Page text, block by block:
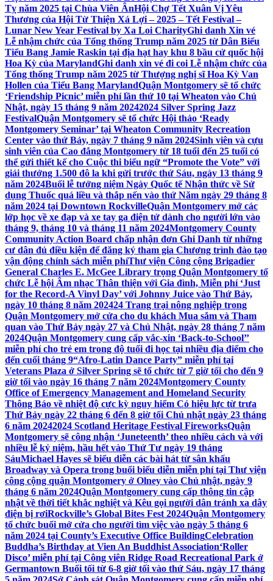
Tỵ năm 2025 tại Chùa Viên ÂnHội Chợ Tết Xuân Vị Yêu
Thương của Hội Từ Thiện Xá Lợi – 2025 – Tết Festival –
Lunar New Year Festival by Xa Loi CharityGhi danh Xin vé
Lễ nhậm chức của Tổng thống Trump năm 2025 từ Dân Biểu
Tiểu Bang Jamie Raskin tại địa hạt hay khu 8 bầu cử quốc hội
Hoa Kỳ của MarylandGhi danh xin vé đi coi Lễ nhậm chức của
Tổng thống Trump năm 2025 từ Thượng nghị sĩ Hoa Kỳ Van
Hollen của Tiểu Bang MarylandQuận Montgomery sẽ tổ chức
‘Friendship Picnic’ miễn phí lần thứ 10 tại Wheaton vào Chủ
Nhật, ngày 15 tháng 9 năm 20242024 Silver Spring Jazz
FestivalQuận Montgomery sẽ tổ chức Hội thảo ‘Ready
Montgomery Seminar’ tại Wheaton Community Recreation
Center vào thứ Bảy, ngày 7 tháng 9 năm 2024Sinh viên và cựu
sinh viên của Cao đẳng Montgomery từ 18 tuổi đến 25 tuổi có
thể gửi thiết kế cho Cuộc thi biểu ngữ “Promote the Vote” với
giải thưởng 1.500 đô la khi gửi trước thứ Sáu, ngày 13 tháng 9
năm 2024Buổi lễ tưởng niệm Ngày Quốc tế Nhận thức về Sử
dụng Thuốc quá liều và thắp nến vào thứ Năm ngày 29 tháng 8
năm 2024 tại Downtown RockvilleQuận Montgomery mở các
lớp học về xe đạp và xe tay ga điện tử dành cho người lớn vào
tháng 9, tháng 10 và tháng 11 năm 2024Montgomery County
Community Action Board chấp nhận đơn Ghi Danh từ những
cư dân đủ điều kiện để đăng ký tham gia Chương trình đào tạo
vận động chính sách miễn phíThư viện Công cộng Brigadier
General Charles E. McGee Library trọng Quận Montgomery tổ
chức Lễ hội Âm nhạc Thân thiện với Gia đình, Miễn phí ‘Just
for the Record-A Vinyl Day’ với Johnny Juice vào Thứ Bảy,
ngày 10 tháng 8 năm 202424 Trang trại nông nghiệp trong
Quận Montgomery mở cửa cho du khách Mua sắm và Tham
quan vào Thứ Bảy ngày 27 và Chủ Nhật, ngày 28 tháng 7 năm
2024Quận Montgomery cung cấp vắc-xin ‘Back-to-School’’
miễn phí cho trẻ em trong độ tuổi đi học tại nhiều địa điểm cho
đến cuối tháng 9“Afro-Latin Dance Party” miễn phí tại
Veterans Plaza ở Silver Spring sẽ tổ chức từ 7 giờ tối cho đến 9
giờ tối vào ngày 16 tháng 7 năm 2024Montgomery County
Office of Emergency Management and Homeland Security
Thông Báo về nhiệt độ cực kỳ nguy hiểm Có hiệu lực từ trưa
Thứ Bảy ngày 22 tháng 6 đến 8 giờ tối Chủ nhật ngày 23 tháng
6 năm 20242024 Scotland Heritage Festival FireworksQuận
Montgomery sẽ công nhận ‘Juneteenth’ theo nhiều cách và với
nhiều lễ kỷ niệm, hầu hết vào Thứ Tư ngày 19 tháng
SáuMichael Hayes sẽ biểu diễn các bài hát từ sân khấu
Broadway và Opera trong buổi biểu diễn miễn phí tại Thư viện
công cộng quận Montgomery ở Olney vào Chủ nhật, ngày 9
tháng 6 năm 2024Quận Montgomery cung cấp thông tin cập
nhật về thời tiết khắc nghiệt và Kêu gọi người dân tránh xa dây
điện bị rơiRockville’s Global Bites Fest 2024Quận Montgomery
tổ chức buổi mở cửa cho người tìm việc vào ngày 5 tháng 6
năm 2024 tại County’s Executive Office BuildingCelebration
Buddha’s Birthday at Vien An Buddhist Association‘Roller
Disco’ miễn phí tại Công viên Ridge Road Recreational Park ở
Germantown Buổi tối từ 6-8 giờ tối vào thứ Sáu, ngày 17 tháng